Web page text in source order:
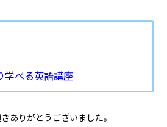
学べる英語講座
ありがとうございました。